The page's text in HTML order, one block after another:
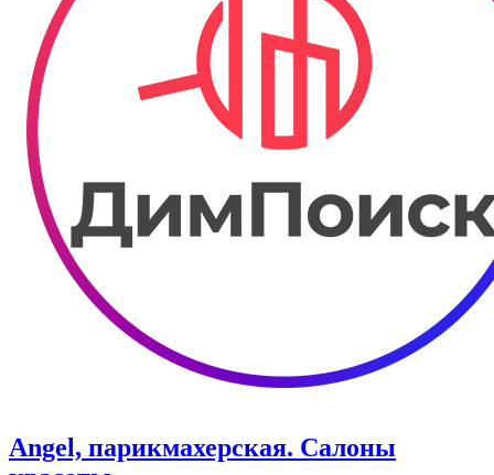
Angel, парикмахерская. Салоны